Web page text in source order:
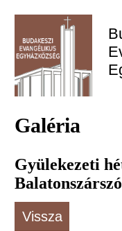
Galéria
Gyülekezeti
Vissza